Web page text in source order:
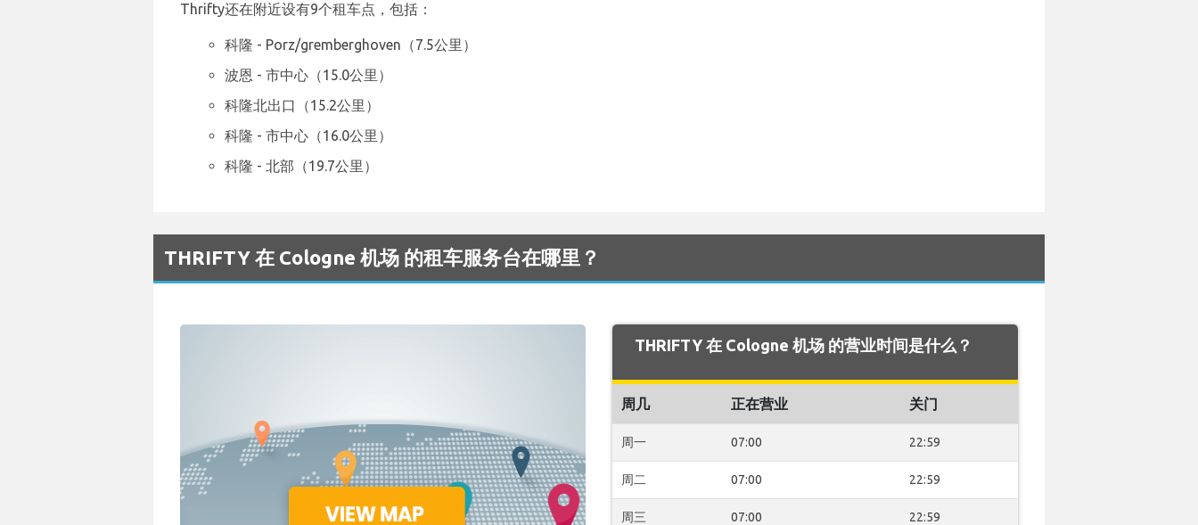
Thrifty还在附近设有9个租车点，包括：
科隆 - Porz/gremberghoven（7.5公里）
波恩 - 市中心（15.0公里）
科隆北出口（15.2公里）
科隆 - 市中心（16.0公里）
科隆 - 北部（19.7公里）
THRIFTY 在 Cologne 机场 的租车服务台在哪里？
THRIFTY 在 Cologne 机场 的营业时间是什么？
周几 正在营业 关门
周一 07:00 22:59
周二 07:00 22:59
周三 07:00 22:59